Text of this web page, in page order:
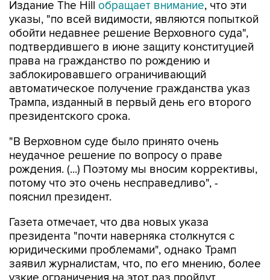
обойти недавнее решение Верховного суда",
подтвердившего в июне защиту конституцией
права на гражданство по рождению и
заблокировавшего ограничивающий
автоматическое получение гражданства указ
Трампа, изданный в первый день его второго
президентского срока.
"В Верховном суде было принято очень
рождения. (...) Поэтому мы вносим коррективы,
потому что это очень несправедливо", -
пояснил президент.
Газета отмечает, что два новых указа
юридическими проблемами", однако Трамп
заявил журналистам, что, по его мнению, более
узкие ограничения на этот раз пройдут
проверку на конституционность.